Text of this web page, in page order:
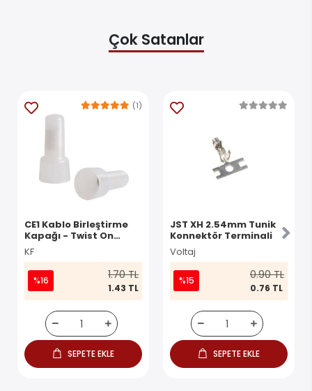
Çok Satanlar
CE1 Kablo Birleştirme
Kapağı - Twist On
Konnektör
KF
(1)
%16 1.70 TL
1.43 TL
SEPETE EKLE
JST XH 2.54mm Tunik
Konnektör Terminali
Voltaj
%15 0.90 TL
0.76 TL
SEPETE EKLE